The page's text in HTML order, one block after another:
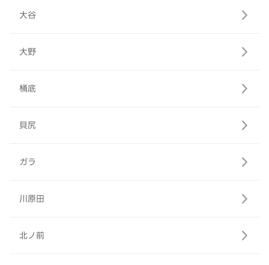
大谷
大野
桶底
貝尻
ガラ
川原田
北ノ前